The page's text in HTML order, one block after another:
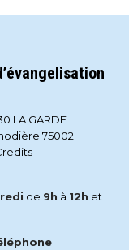
LA GARDE
75002
de 9h à 12h et